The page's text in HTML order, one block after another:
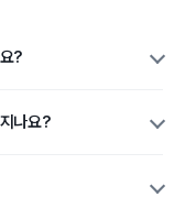
?
나요?